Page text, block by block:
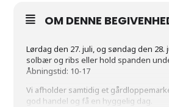
OM DENNE
Lørdag den 27. juli, og søndag den
solbær og ribs eller hold spanden
Åbningstid: 10-17
Vi afholder samtidig et
god handel og få en hyggelig dag.